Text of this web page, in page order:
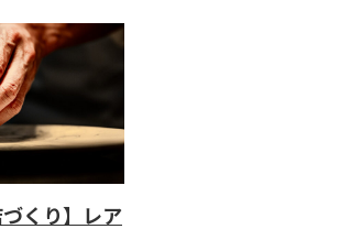
づくり】レア